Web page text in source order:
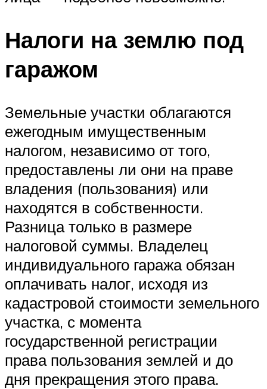
Налоги на землю под
гаражом
Земельные участки облагаются
ежегодным имущественным
налогом, независимо от того,
предоставлены ли они на праве
владения (пользования) или
находятся в собственности.
Разница только в размере
налоговой суммы. Владелец
индивидуального гаража обязан
оплачивать налог, исходя из
кадастровой стоимости земельного
участка, с момента
государственной регистрации
права пользования землей и до
дня прекращения этого права.